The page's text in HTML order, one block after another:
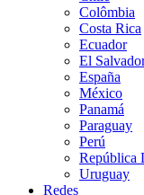
Colômbia
Costa Rica
Ecuador
El
España
México
Panamá
Paraguay
Perú
República
Uruguay
Redes